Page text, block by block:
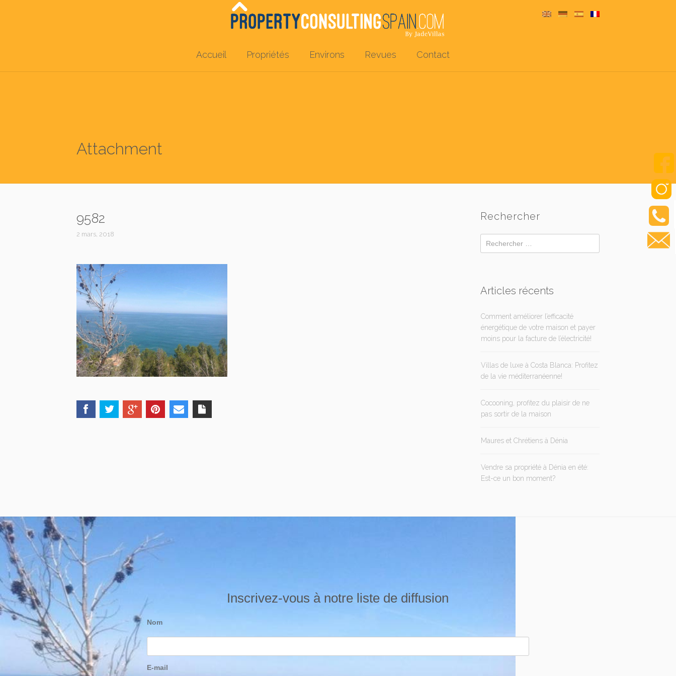
Accueil Propriétés Environs Revues Contact
Attachment
9582
2 mars, 2018
Rechercher
Articles récents
Comment améliorer l’efficacité
énergétique de votre maison et payer
moins pour la facture de l’électricité!
Villas de luxe à Costa Blanca: Profitez
de la vie méditerranéenne!
Cocooning, profitez du plaisir de ne
pas sortir de la maison
Maures et Chrétiens à Dénia
Vendre sa propriété à Dénia en été:
Est-ce un bon moment?
Inscrivez-vous à notre liste de diffusion
Nom
E-mail